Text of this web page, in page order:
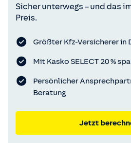
Sicher unterwegs – und das
Preis.
Größter Kfz-Versicherer in
Mit Kasko SELECT 20 %
Persönlicher
Beratung
Jetzt